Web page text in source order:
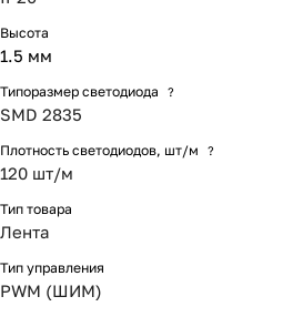
Высота
1.5 мм
Типоразмер светодиода ?
SMD 2835
Плотность светодиодов, шт/м ?
120 шт/м
Тип товара
Лента
Тип управления
PWM (ШИМ)